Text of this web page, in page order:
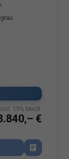
€
incl. 19% MwSt.
Fahrzeug